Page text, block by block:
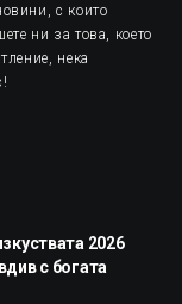
с които
ни за това, което
нека
2026
с богата